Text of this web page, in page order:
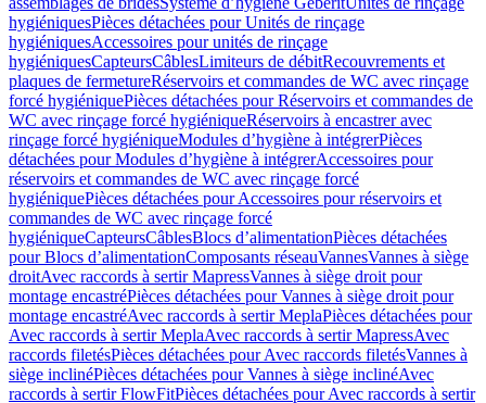
hygiéniquesPièces détachées pour Unités de rinçage
hygiéniquesAccessoires pour unités de rinçage
hygiéniquesCapteursCâblesLimiteurs de débitRecouvrements et
plaques de fermetureRéservoirs et commandes de WC avec rinçage
forcé hygiéniquePièces détachées pour Réservoirs et commandes de
WC avec rinçage forcé hygiéniqueRéservoirs à encastrer avec
rinçage forcé hygiéniqueModules d’hygiène à intégrerPièces
détachées pour Modules d’hygiène à intégrerAccessoires pour
réservoirs et commandes de WC avec rinçage forcé
hygiéniquePièces détachées pour Accessoires pour réservoirs et
commandes de WC avec rinçage forcé
hygiéniqueCapteursCâblesBlocs d’alimentationPièces détachées
pour Blocs d’alimentationComposants réseauVannesVannes à siège
droitAvec raccords à sertir MapressVannes à siège droit pour
montage encastréPièces détachées pour Vannes à siège droit pour
montage encastréAvec raccords à sertir MeplaPièces détachées pour
Avec raccords à sertir MeplaAvec raccords à sertir MapressAvec
raccords filetésPièces détachées pour Avec raccords filetésVannes à
siège inclinéPièces détachées pour Vannes à siège inclinéAvec
raccords à sertir FlowFitPièces détachées pour Avec raccords à sertir